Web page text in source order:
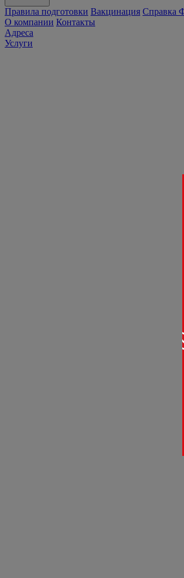
Правила подготовки Вакцинация Справка
О компании Контакты
Адреса
Услуги